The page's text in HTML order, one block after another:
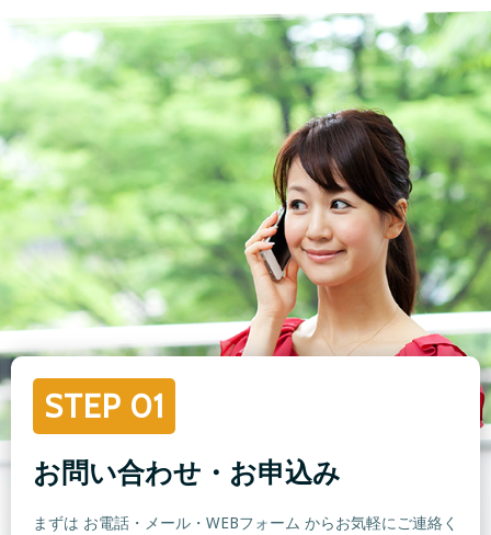
STEP 01
お問い合わせ・お申込み
まずは お電話・メール・WEBフォーム からお気軽にご連絡く